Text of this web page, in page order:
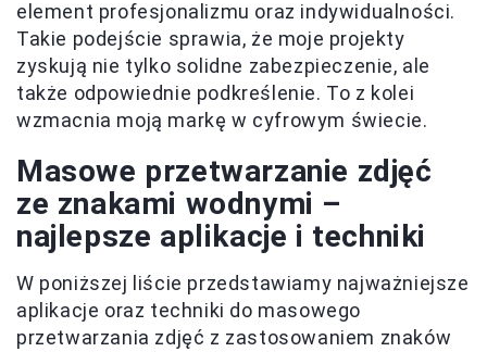
element profesjonalizmu oraz indywidualności.
Takie podejście sprawia, że moje projekty
zyskują nie tylko solidne zabezpieczenie, ale
także odpowiednie podkreślenie. To z kolei
wzmacnia moją markę w cyfrowym świecie.
Masowe przetwarzanie zdjęć
ze znakami wodnymi –
najlepsze aplikacje i techniki
W poniższej liście przedstawiamy najważniejsze
aplikacje oraz techniki do masowego
przetwarzania zdjęć z zastosowaniem znaków